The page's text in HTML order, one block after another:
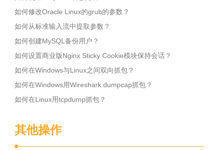
如何修改Oracle Linux的grub的参数？
如何从标准输入流中提取参数？
如何创建MySQL备份用户？
如何设置商业版Nginx Sticky Cookie模块保持会话？
如何在Windows与Linux之间双向抓包？
如何在Windows用Wireshark dumpcap抓包？
如何在Linux用tcpdump抓包？
其他操作